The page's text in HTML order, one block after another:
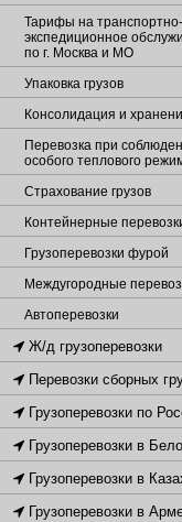
Тарифы на транспортно-
экспедиционное
по г. Москва и МО
Упаковка грузов
Консолидация и
Перевозка при
особого теплового
Страхование грузов
Контейнерные
Грузоперевозки фурой
Междугородные
Автоперевозки
Ж/д грузоперевозки
Перевозки сборных
Грузоперевозки по
Грузоперевозки в
Грузоперевозки в
Грузоперевозки в